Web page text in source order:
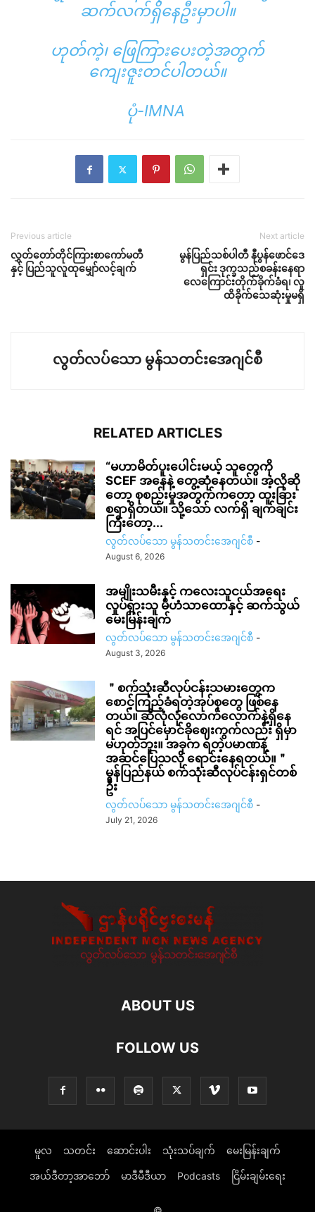
ဆက်လက်ရှိနေဦးမှာပါ။
ဟုတ်ကဲ့၊ ဖြေကြားပေးတဲ့အတွက်
ကျေးဇူးတင်ပါတယ်။
ပုံ-IMNA
Previous article
လွှတ်တော်တိုင်ကြားစာကော်မတီ
နှင့် ပြည်သူလူထုမျှော်လင့်ချက်
Next article
မွန်ပြည်သစ်ပါတီ နီပွန်ဖောင်ဒေ
ရှင်း ဒုက္ခသည်စခန်းနေရာ
လေကြောင်းတိုက်ခိုက်ခံရ၊ လူ
ထိခိုက်သေဆုံးမှုမရှိ
လွတ်လပ်သော မွန်သတင်းအေဂျင်စီ
RELATED ARTICLES
“မဟာမိတ်ပူးပေါင်းမယ့် သူတွေကို
SCEF အနေနဲ့ တွေ့ဆုံနေတယ်။ အဲ့လိုဆို
တော့ စုစည်းမှုအတွက်ကတော့ ထူးခြား
စရာရှိတယ်။ သို့သော် လက်ရှိ ချက်ချင်း
ကြီးတော့...
လွတ်လပ်သော မွန်သတင်းအေဂျင်စီ -
August 6, 2026
အမျိုးသမီးနှင့် ကလေးသူငယ်အရေး
လှုပ်ရှားသူ မိဟံသာထောနှင့် ဆက်သွယ်
မေးမြန်းချက်
လွတ်လပ်သော မွန်သတင်းအေဂျင်စီ -
August 3, 2026
＂စက်သုံးဆီလုပ်ငန်းသမားတွေက
စောင့်ကြည့်ခံရတဲ့အုပ်စုတွေ ဖြစ်နေ
တယ်။ ဆီလုံလုံလောက်လောက်နဲ့ရှိနေ
ရင် အပြင်မှောင်ခိုဈေးကွက်လည်း ရှိမှာ
မဟုတ်ဘူး။ အခုက ရတဲ့ပမာဏနဲ့
အဆင်ပြေသလို ရောင်းနေရတယ်။＂
မွန်ပြည်နယ် စက်သုံးဆီလုပ်ငန်းရှင်တစ်
ဦး
လွတ်လပ်သော မွန်သတင်းအေဂျင်စီ -
July 21, 2026
ABOUT US
FOLLOW US
မူလ သတင်း ဆောင်းပါး သုံးသပ်ချက် မေးမြန်းချက်
အယ်ဒီတာ့အာဘော် မာဒီမီဒီယာ Podcasts ငြိမ်းချမ်းရေး